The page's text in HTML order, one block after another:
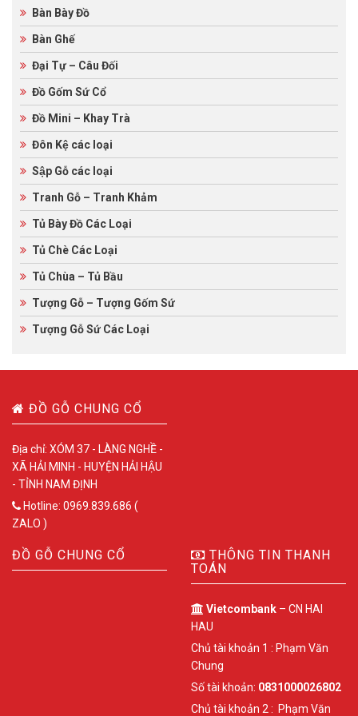
Bàn Bày Đồ
Bàn Ghế
Đại Tự – Câu Đối
Đồ Gốm Sứ Cổ
Đồ Mini – Khay Trà
Đôn Kệ các loại
Sập Gỗ các loại
Tranh Gỗ – Tranh Khảm
Tủ Bày Đồ Các Loại
Tủ Chè Các Loại
Tủ Chùa – Tủ Bầu
Tượng Gỗ – Tượng Gốm Sứ
Tượng Gỗ Sứ Các Loại
ĐỒ GỖ CHUNG CỔ
Địa chỉ: XÓM 37 - LÀNG NGHỀ -
XÃ HẢI MINH - HUYỆN HẢI HẬU
- TỈNH NAM ĐỊNH
Hotline: 0969.839.686 (
ZALO )
ĐỒ GỖ CHUNG CỔ
THÔNG TIN THANH
TOÁN
Vietcombank – CN HAI
HAU
Chủ tài khoản 1 : Phạm Văn
Chung
Số tài khoản: 0831000026802
Chủ tài khoản 2 : Phạm Văn